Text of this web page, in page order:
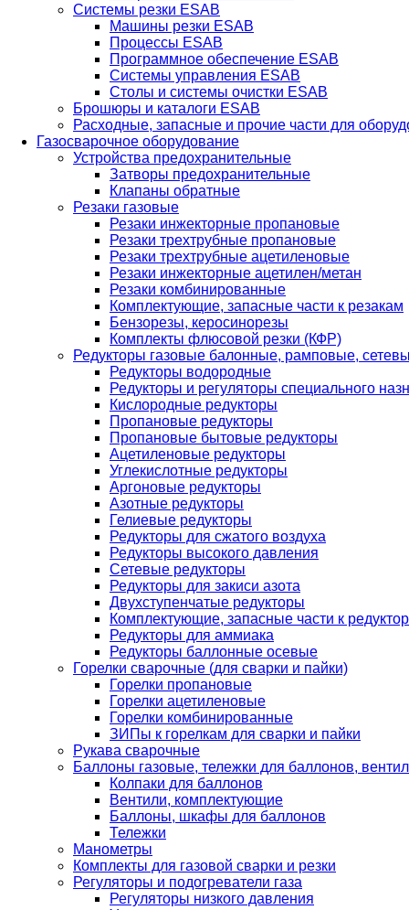
Системы резки ESAB
Машины резки ESAB
Процессы ESAB
Программное обеспечение ESAB
Системы управления ESAB
Столы и системы очистки ESAB
Брошюры и каталоги ESAB
Расходные, запасные и прочие части для
Газосварочное оборудование
Устройства предохранительные
Затворы предохранительные
Клапаны обратные
Резаки газовые
Резаки инжекторные пропановые
Резаки трехтрубные пропановые
Резаки трехтрубные ацетиленовые
Резаки инжекторные ацетилен/метан
Резаки комбинированные
Комплектующие, запасные части к резакам
Бензорезы, керосинорезы
Комплекты флюсовой резки (КФР)
Редукторы газовые балонные, рамповые,
Редукторы водородные
Редукторы и регуляторы специального
Кислородные редукторы
Пропановые редукторы
Пропановые бытовые редукторы
Ацетиленовые редукторы
Углекислотные редукторы
Аргоновые редукторы
Азотные редукторы
Гелиевые редукторы
Редукторы для сжатого воздуха
Редукторы высокого давления
Сетевые редукторы
Редукторы для закиси азота
Двухступенчатые редукторы
Комплектующие, запасные части к
Редукторы для аммиака
Редукторы баллонные осевые
Горелки сварочные (для сварки и пайки)
Горелки пропановые
Горелки ацетиленовые
Горелки комбинированные
ЗИПы к горелкам для сварки и пайки
Рукава сварочные
Баллоны газовые, тележки для баллонов,
Колпаки для баллонов
Вентили, комплектующие
Баллоны, шкафы для баллонов
Тележки
Манометры
Комплекты для газовой сварки и резки
Регуляторы и подогреватели газа
Регуляторы низкого давления